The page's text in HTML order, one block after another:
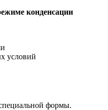
конденсации
условий
формы.